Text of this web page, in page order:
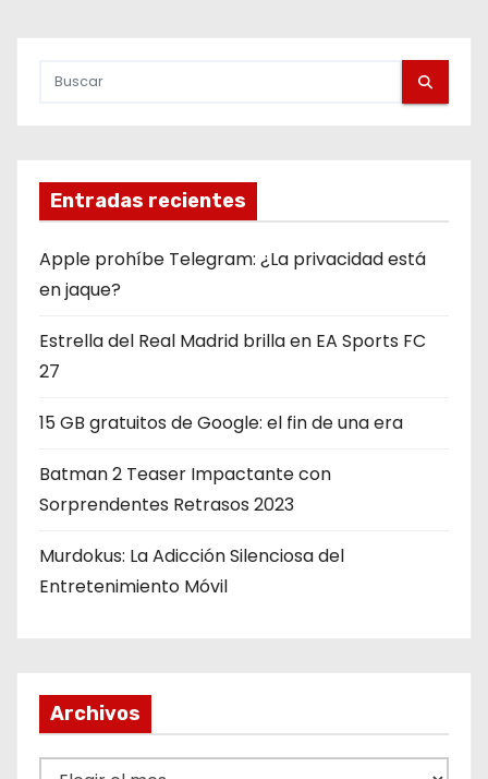
Entradas recientes
Apple prohíbe Telegram: ¿La privacidad está
en jaque?
Estrella del Real Madrid brilla en EA Sports FC
27
15 GB gratuitos de Google: el fin de una era
Batman 2 Teaser Impactante con
Sorprendentes Retrasos 2023
Murdokus: La Adicción Silenciosa del
Entretenimiento Móvil
Archivos